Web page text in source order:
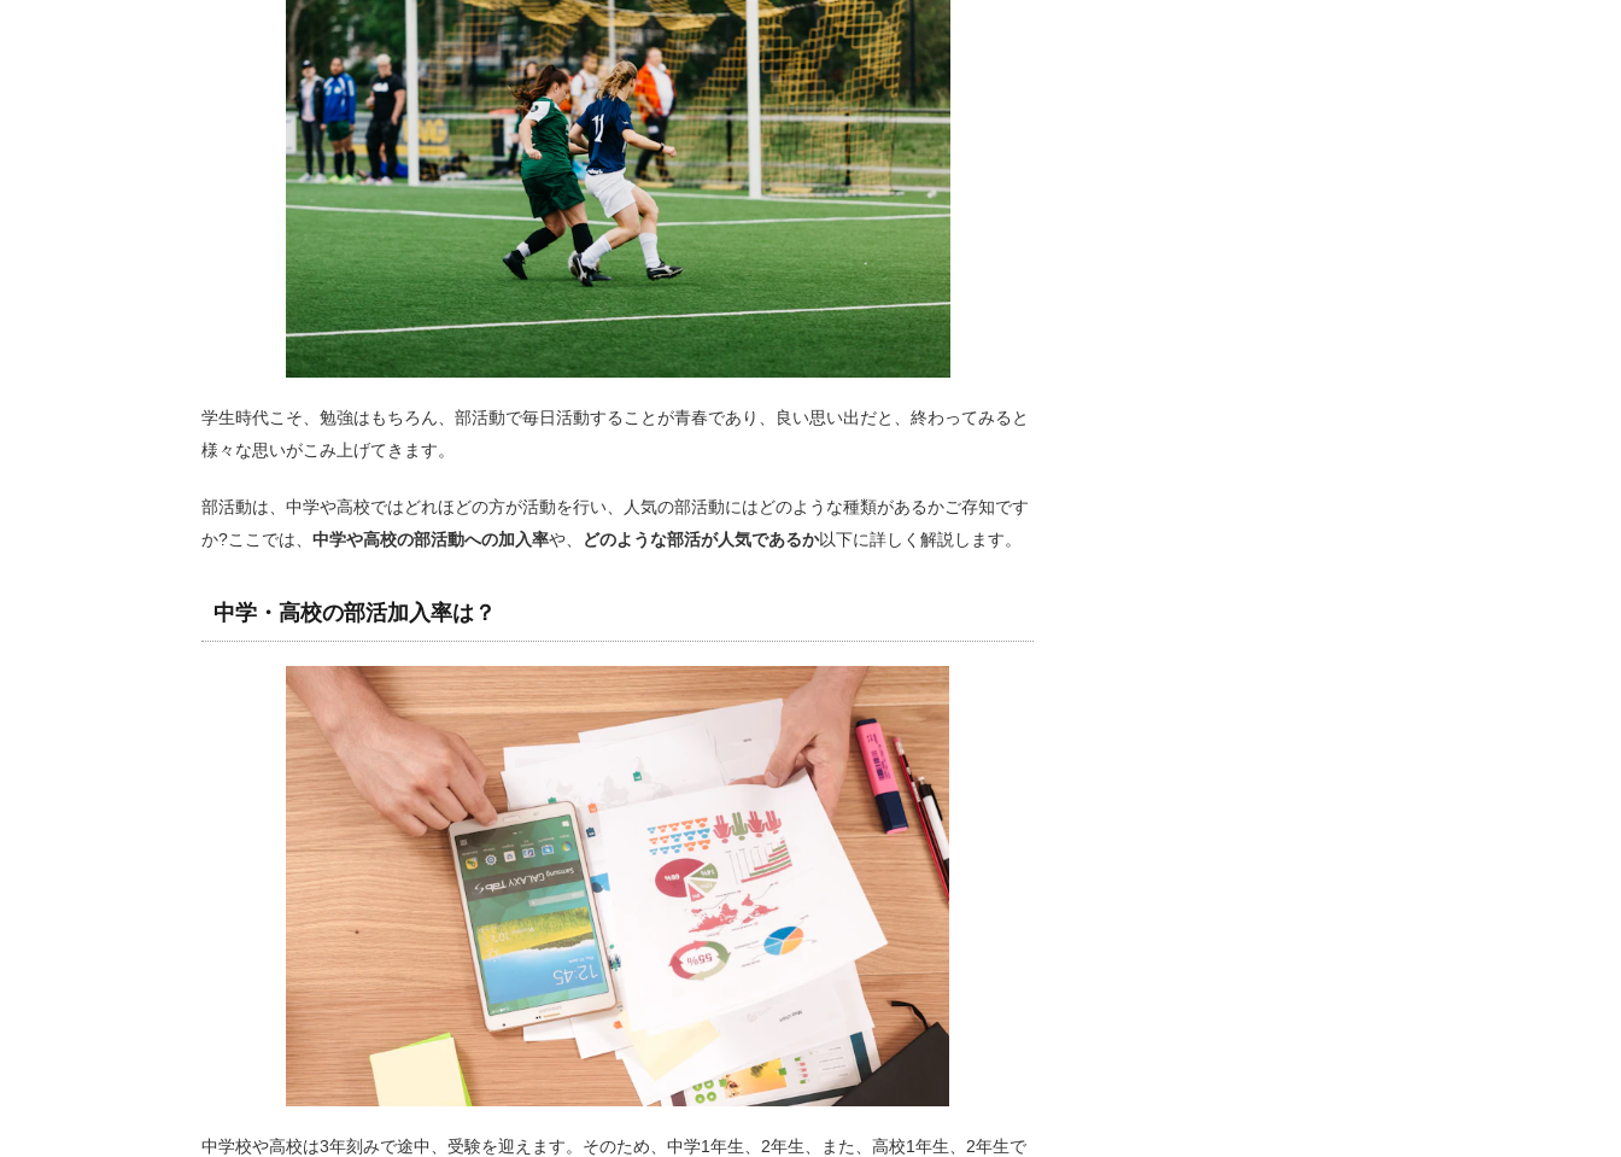
学生時代こそ、勉強はもちろん、部活動で毎日活動することが青春であり、良い思い出だと、終わってみると
様々な思いがこみ上げてきます。
部活動は、中学や高校ではどれほどの方が活動を行い、人気の部活動にはどのような種類があるかご存知です
か?ここでは、 中学や高校の部活動への加入率や、 どのような部活が人気であるか以下に詳しく解説します。
中学・高校の部活加入率は？
中学校や高校は3年刻みで途中、受験を迎えます。そのため、中学1年生、2年生、また、高校1年生、2年生で